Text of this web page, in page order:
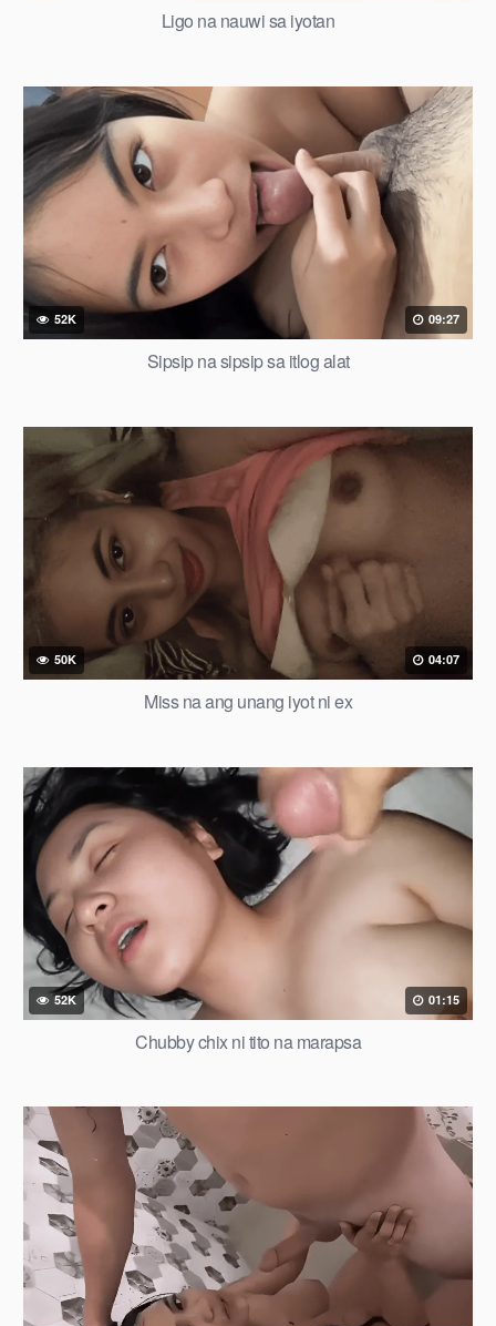
Ligo na nauwi sa iyotan
52K 09:27
Sipsip na sipsip sa itlog alat
50K 04:07
Miss na ang unang iyot ni ex
52K 01:15
Chubby chix ni tito na marapsa